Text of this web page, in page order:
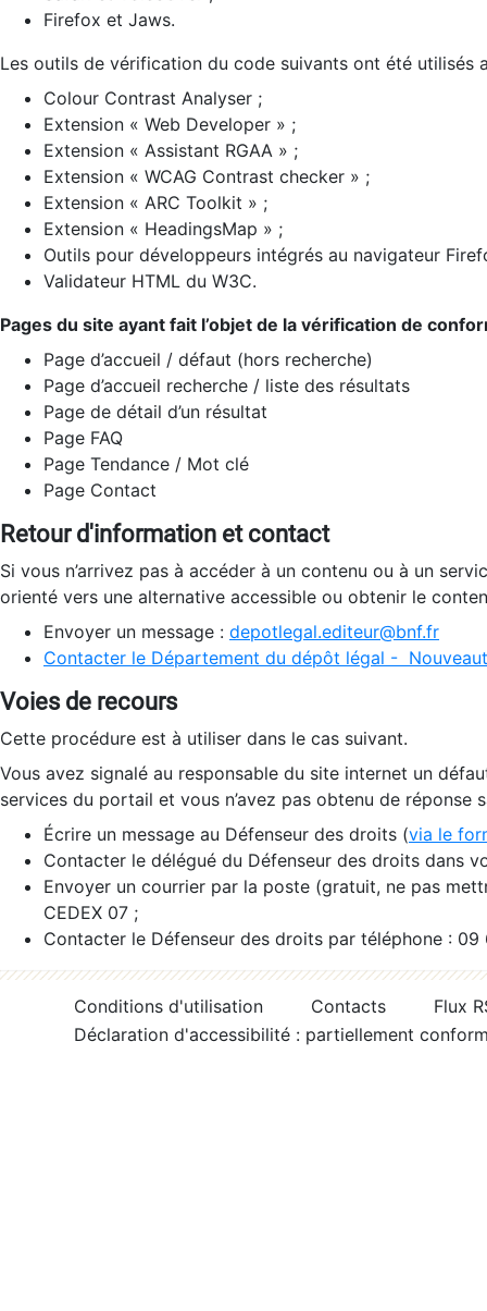
Firefox et Jaws.
Les outils de vérification du code suivants ont été utilisés
Colour Contrast Analyser ;
Extension « Web Developer » ;
Extension « Assistant RGAA » ;
Extension « WCAG Contrast checker » ;
Extension « ARC Toolkit » ;
Extension « HeadingsMap » ;
Outils pour développeurs intégrés au navigateur
Validateur HTML du W3C.
Pages du site ayant fait l’objet de la vérification de
Page d’accueil / défaut (hors recherche)
Page d’accueil recherche / liste des résultats
Page de détail d’un résultat
Page FAQ
Page Tendance / Mot clé
Page Contact
Retour d'information et contact
Si vous n’arrivez pas à accéder à un contenu ou à un
orienté vers une alternative accessible ou obtenir le
Envoyer un message : depotlegal.editeur@bnf.fr
Contacter le Département du dépôt légal -
Voies de recours
Cette procédure est à utiliser dans le cas suivant.
Vous avez signalé au responsable du site internet un
services du portail et vous n’avez pas obtenu de réponse
Écrire un message au Défenseur des droits (via le
Contacter le délégué du Défenseur des droits dans
Envoyer un courrier par la poste (gratuit, ne pas
CEDEX 07 ;
Contacter le Défenseur des droits par téléphone :
Conditions d'utilisation Contacts
Flux
Déclaration d'accessibilité : partiellement